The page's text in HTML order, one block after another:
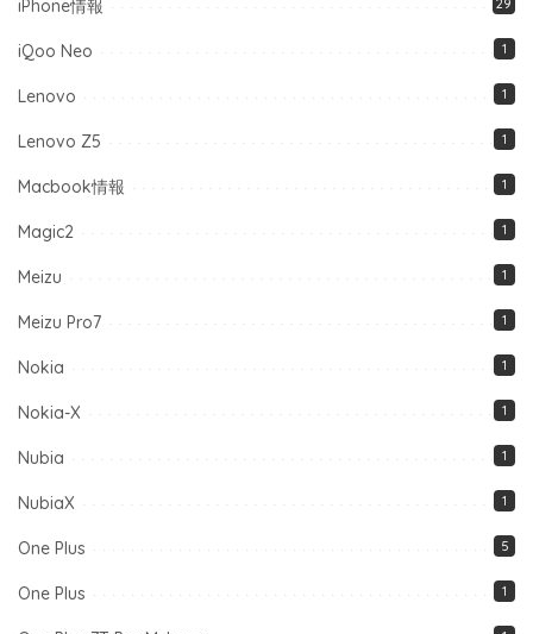
iPhone情報
iQoo Neo 1
Lenovo 1
Lenovo Z5 1
Macbook情報 1
Magic2 1
Meizu 1
Meizu Pro7 1
Nokia 1
Nokia-X 1
Nubia 1
NubiaX 1
One Plus 5
One Plus 1